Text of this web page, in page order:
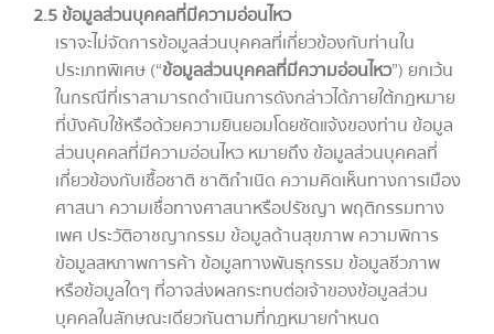
2.5 ข้อมูลส่วนบุคคลที่มีความอ่อนไหว
เราจะไม่จัดการข้อมูลส่วนบุคคลที่เกี่ยวข้องกับท่านใน
ประเภทพิเศษ (“ข้อมูลส่วนบุคคลที่มีความอ่อนไหว”) ยกเว้น
ในกรณีที่เราสามารถดำเนินการดังกล่าวได้ภายใต้กฎหมาย
ที่บังคับใช้หรือด้วยความยินยอมโดยชัดแจ้งของท่าน ข้อมูล
ส่วนบุคคลที่มีความอ่อนไหว หมายถึง ข้อมูลส่วนบุคคลที่
เกี่ยวข้องกับเชื้อชาติ ชาติกำเนิด ความคิดเห็นทางการเมือง
ศาสนา ความเชื่อทางศาสนาหรือปรัชญา พฤติกรรมทาง
เพศ ประวัติอาชญากรรม ข้อมูลด้านสุขภาพ ความพิการ
ข้อมูลสหภาพการค้า ข้อมูลทางพันธุกรรม ข้อมูลชีวภาพ
หรือข้อมูลใดๆ ที่อาจส่งผลกระทบต่อเจ้าของข้อมูลส่วน
บุคคลในลักษณะเดียวกันตามที่กฎหมายกำหนด